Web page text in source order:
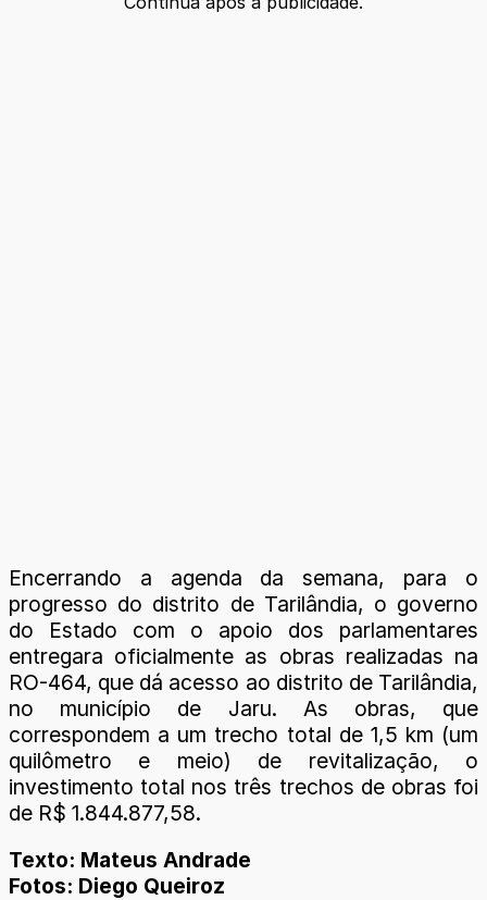
Encerrando a agenda da semana, para o
progresso do distrito de Tarilândia, o governo
do Estado com o apoio dos parlamentares
entregara oficialmente as obras realizadas na
RO-464, que dá acesso ao distrito de Tarilândia,
no município de Jaru. As obras, que
correspondem a um trecho total de 1,5 km (um
quilômetro e meio) de revitalização, o
investimento total nos três trechos de obras foi
de R$ 1.844.877,58.
Texto: Mateus Andrade
Fotos: Diego Queiroz